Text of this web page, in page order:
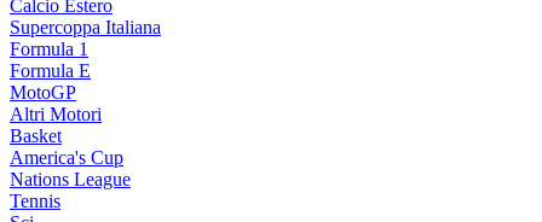
Calcio Estero
Supercoppa Italiana
Formula 1
Formula E
MotoGP
Altri Motori
Basket
America's Cup
Nations League
Tennis